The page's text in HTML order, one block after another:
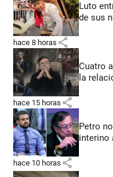
Luto
de sus
hace 8 horas share
Cuatro
la
hace 15 horas share
Petro
interino
hace 10 horas share